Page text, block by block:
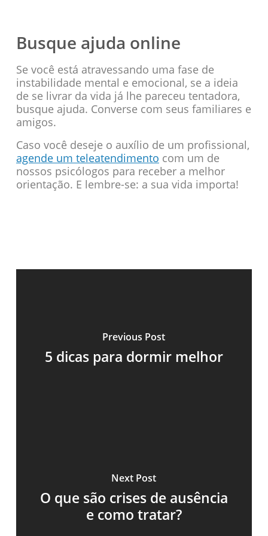
Busque ajuda online
Se você está atravessando uma fase de
instabilidade mental e emocional, se a ideia
de se livrar da vida já lhe pareceu tentadora,
busque ajuda. Converse com seus familiares e
amigos.
Caso você deseje o auxílio de um profissional,
agende um teleatendimento com um de
nossos psicólogos para receber a melhor
orientação. E lembre-se: a sua vida importa!
Previous Post
5 dicas para dormir melhor
Next Post
O que são crises de ausência
e como tratar?